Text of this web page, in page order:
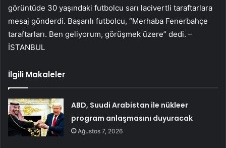
görüntüde 30 yaşındaki futbolcu sarı lacivertli taraftarlara
mesaj gönderdi. Başarılı futbolcu, “Merhaba Fenerbahçe
taraftarları. Ben geliyorum, görüşmek üzere” dedi. –
İSTANBUL
İlgili Makaleler
ABD, Suudi Arabistan ile nükleer
program anlaşmasını duyuracak
Ağustos 7, 2026